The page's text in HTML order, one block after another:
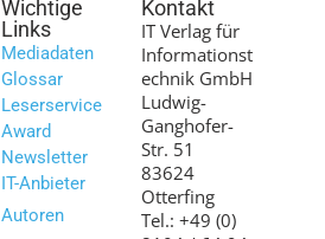
Wichtige
Links
Mediadaten
Glossar
Leserservice
Award
Newsletter
IT-Anbieter
Autoren
Kontakt
IT Verlag für
Informationst
echnik GmbH
Ludwig-
Ganghofer-
Str. 51
83624
Otterfing
Tel.: +49 (0)